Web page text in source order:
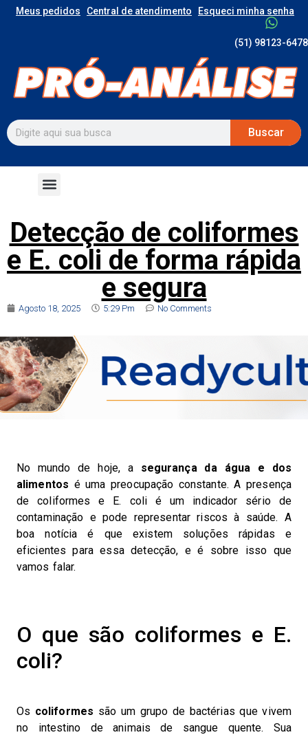
Meus pedidos Central de atendimento Esqueci minha senha
(51) 98123-6478
Buscar
Detecção de coliformes
e E. coli de forma rápida
e segura
Agosto 18, 2025 5:29 Pm No Comments
No mundo de hoje, a segurança da água e dos
alimentos é uma preocupação constante. A presença
de coliformes e E. coli é um indicador sério de
contaminação e pode representar riscos à saúde. A
boa notícia é que existem soluções rápidas e
eficientes para essa detecção, e é sobre isso que
vamos falar.
O que são coliformes e E.
coli?
Os coliformes são um grupo de bactérias que vivem
no intestino de animais de sangue quente. Sua